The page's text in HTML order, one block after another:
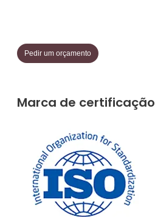
Pedir um orçamento
Marca de certificação